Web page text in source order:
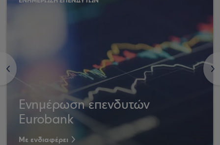
<
Ενημέρωση επενδυτών
Eurobank
Με ενδιαφέρει
>